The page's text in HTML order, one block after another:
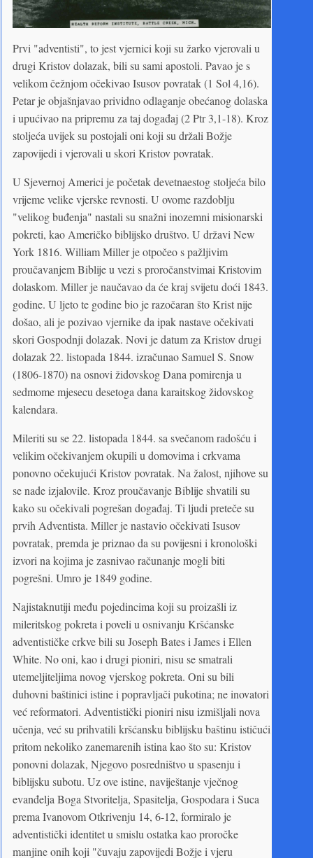
Prvi "adventisti", to jest vjernici koji su žarko vjerovali u
drugi Kristov dolazak, bili su sami apostoli. Pavao je s
velikom čežnjom očekivao Isusov povratak (1 Sol 4,16).
Petar je objašnjavao prividno odlaganje obećanog dolaska
i upućivao na pripremu za taj događaj (2 Ptr 3,1-18). Kroz
stoljeća uvijek su postojali oni koji su držali Božje
zapovijedi i vjerovali u skori Kristov povratak.
U Sjevernoj Americi je početak devetnaestog stoljeća bilo
vrijeme velike vjerske revnosti. U ovome razdoblju
"velikog buđenja" nastali su snažni inozemni misionarski
pokreti, kao Američko biblijsko društvo. U državi New
York 1816. William Miller je otpočeo s pažljivim
proučavanjem Biblije u vezi s proročanstvimai Kristovim
dolaskom. Miller je naučavao da će kraj svijetu doći 1843.
godine. U ljeto te godine bio je razočaran što Krist nije
došao, ali je pozivao vjernike da ipak nastave očekivati
skori Gospodnji dolazak. Novi je datum za Kristov drugi
dolazak 22. listopada 1844. izračunao Samuel S. Snow
(1806-1870) na osnovi židovskog Dana pomirenja u
sedmome mjesecu desetoga dana karaitskog židovskog
kalendara.
Mileriti su se 22. listopada 1844. sa svečanom radošću i
velikim očekivanjem okupili u domovima i crkvama
ponovno očekujući Kristov povratak. Na žalost, njihove su
se nade izjalovile. Kroz proučavanje Biblije shvatili su
kako su očekivali pogrešan događaj. Ti ljudi preteče su
prvih Adventista. Miller je nastavio očekivati Isusov
povratak, premda je priznao da su povijesni i kronološki
izvori na kojima je zasnivao računanje mogli biti
pogrešni. Umro je 1849 godine.
Najistaknutiji među pojedincima koji su proizašli iz
mileritskog pokreta i poveli u osnivanju Kršćanske
adventističke crkve bili su Joseph Bates i James i Ellen
White. No oni, kao i drugi pioniri, nisu se smatrali
utemeljiteljima novog vjerskog pokreta. Oni su bili
duhovni baštinici istine i popravljači pukotina; ne inovatori
već reformatori. Adventistički pioniri nisu izmišljali nova
učenja, već su prihvatili kršćansku biblijsku baštinu ističući
pritom nekoliko zanemarenih istina kao što su: Kristov
ponovni dolazak, Njegovo posredništvo u spasenju i
biblijsku subotu. Uz ove istine, naviještanje vječnog
evanđelja Boga Stvoritelja, Spasitelja, Gospodara i Suca
prema Ivanovom Otkrivenju 14, 6-12, formiralo je
adventistički identitet u smislu ostatka kao proročke
manjine onih koji "čuvaju zapovijedi Božje i vjeru